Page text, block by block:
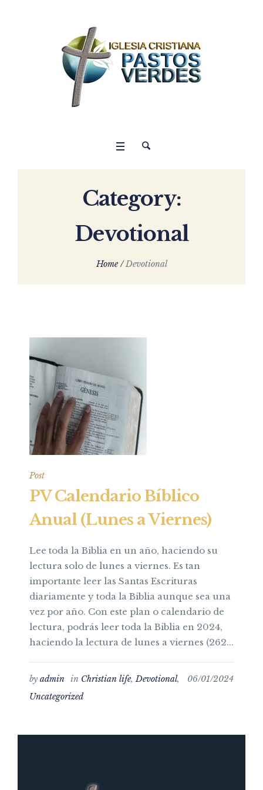
Category:
Devotional
Home /Devotional
Post
PV Calendario Bíblico
Anual (Lunes a Viernes)
Lee toda la Biblia en un año, haciendo su
lectura solo de lunes a viernes. Es tan
importante leer las Santas Escrituras
diariamente y toda la Biblia aunque sea una
vez por año. Con este plan o calendario de
lectura, podrás leer toda la Biblia en 2024,
haciendo la lectura de lunes a viernes (262...
06/01/2024
by admin in Christian life,Devotional,
Uncategorized